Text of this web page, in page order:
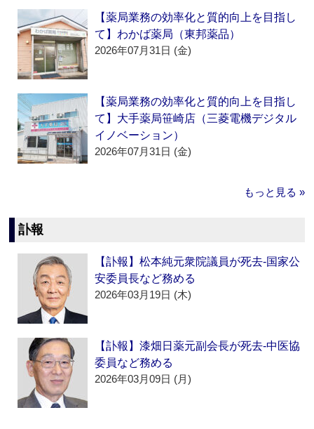
【薬局業務の効率化と質的向上を目指し
て】わかば薬局（東邦薬品）
2026年07月31日 (金)
【薬局業務の効率化と質的向上を目指し
て】大手薬局笹崎店（三菱電機デジタル
イノベーション）
2026年07月31日 (金)
もっと見る »
訃報
【訃報】松本純元衆院議員が死去‐国家公
安委員長など務める
2026年03月19日 (木)
【訃報】漆畑日薬元副会長が死去‐中医協
委員など務める
2026年03月09日 (月)